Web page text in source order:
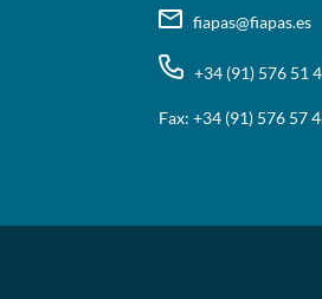
fiapas@fiapas.es
+34 (91) 576 51
Fax: +34 (91) 576 57